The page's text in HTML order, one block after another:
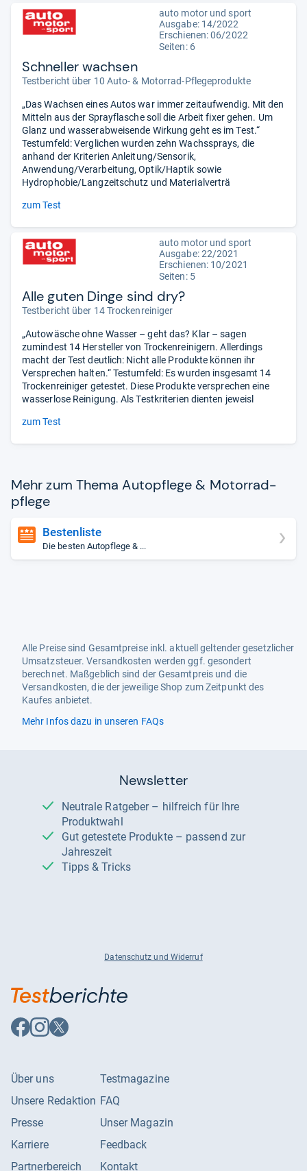
auto motor und sport
Ausgabe: 14/2022
Erschienen: 06/2022
Seiten: 6
Schneller wachsen
Testbericht über 10 Auto- & Motorrad-Pflegeprodukte
„Das Wachsen eines Autos war immer zeitaufwendig. Mit den
Mitteln aus der Sprayflasche soll die Arbeit fixer gehen. Um
Glanz und wasserabweisende Wirkung geht es im Test.“
Testumfeld: Verglichen wurden zehn Wachssprays, die
anhand der Kriterien Anleitung/Sensorik,
Anwendung/Verarbeitung, Optik/Haptik sowie
Hydrophobie/Langzeitschutz und Materialverträ
zum Test
auto motor und sport
Ausgabe: 22/2021
Erschienen: 10/2021
Seiten: 5
Alle guten Dinge sind dry?
Testbericht über 14 Trockenreiniger
„Autowäsche ohne Wasser – geht das? Klar – sagen
zumindest 14 Hersteller von Trockenreinigern. Allerdings
macht der Test deutlich: Nicht alle Produkte können ihr
Versprechen halten.“ Testumfeld: Es wurden insgesamt 14
Trockenreiniger getestet. Diese Produkte versprechen eine
wasserlose Reinigung. Als Testkriterien dienten jeweisl
zum Test
Mehr zum Thema Autopflege & Motor­rad­
pflege
Bestenliste
Die besten Autopflege & ...
Alle Preise sind Gesamtpreise inkl. aktuell geltender gesetzlicher
Umsatzsteuer. Versandkosten werden ggf. gesondert
berechnet. Maßgeblich sind der Gesamtpreis und die
Versandkosten, die der jeweilige Shop zum Zeitpunkt des
Kaufes anbietet.
Mehr Infos dazu in unseren FAQs
Newsletter
Neutrale Ratgeber – hilfreich für Ihre
Produktwahl
Gut getestete Produkte – passend zur
Jahreszeit
Tipps & Tricks
Datenschutz und Widerruf
Auf
Facebook
Auf
Instagram
Auf
X
Über uns
Unsere Redaktion
Presse
Karriere
Partnerbereich
Testmagazine
FAQ
Unser Magazin
Feedback
Kontakt